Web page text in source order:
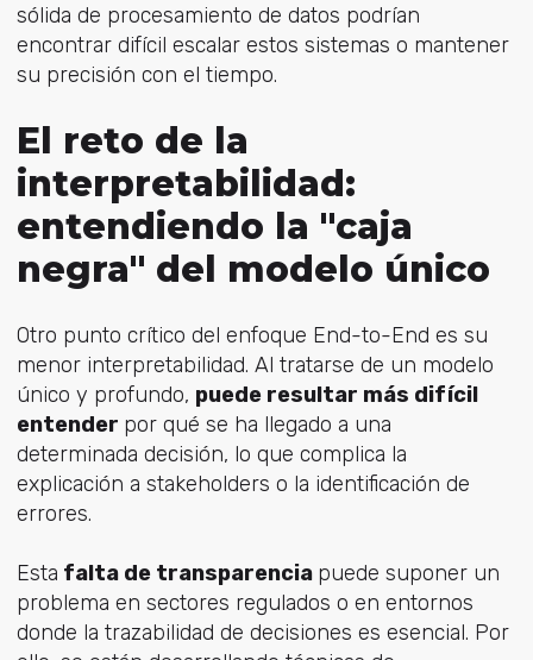
sólida de procesamiento de datos podrían
encontrar difícil escalar estos sistemas o mantener
su precisión con el tiempo.
El reto de la
interpretabilidad:
entendiendo la "caja
negra" del modelo único
Otro punto crítico del enfoque End-to-End es su
menor interpretabilidad. Al tratarse de un modelo
único y profundo, puede resultar más difícil
entender por qué se ha llegado a una
determinada decisión, lo que complica la
explicación a stakeholders o la identificación de
errores.
Esta falta de transparencia puede suponer un
problema en sectores regulados o en entornos
donde la trazabilidad de decisiones es esencial. Por